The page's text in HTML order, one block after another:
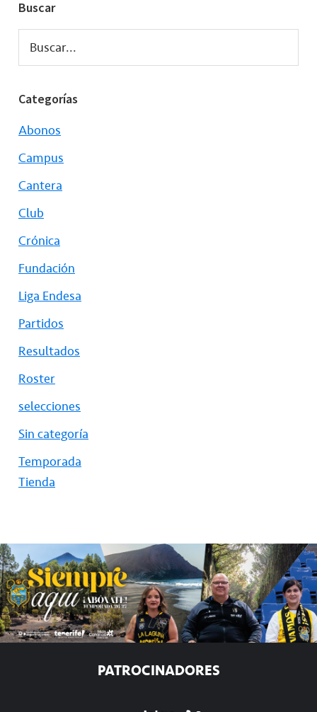
Buscar
Buscar...
Categorías
Abonos
Campus
Cantera
Club
Crónica
Fundación
Liga Endesa
Partidos
Resultados
Roster
selecciones
Sin categoría
Temporada
Tienda
PATROCINADORES